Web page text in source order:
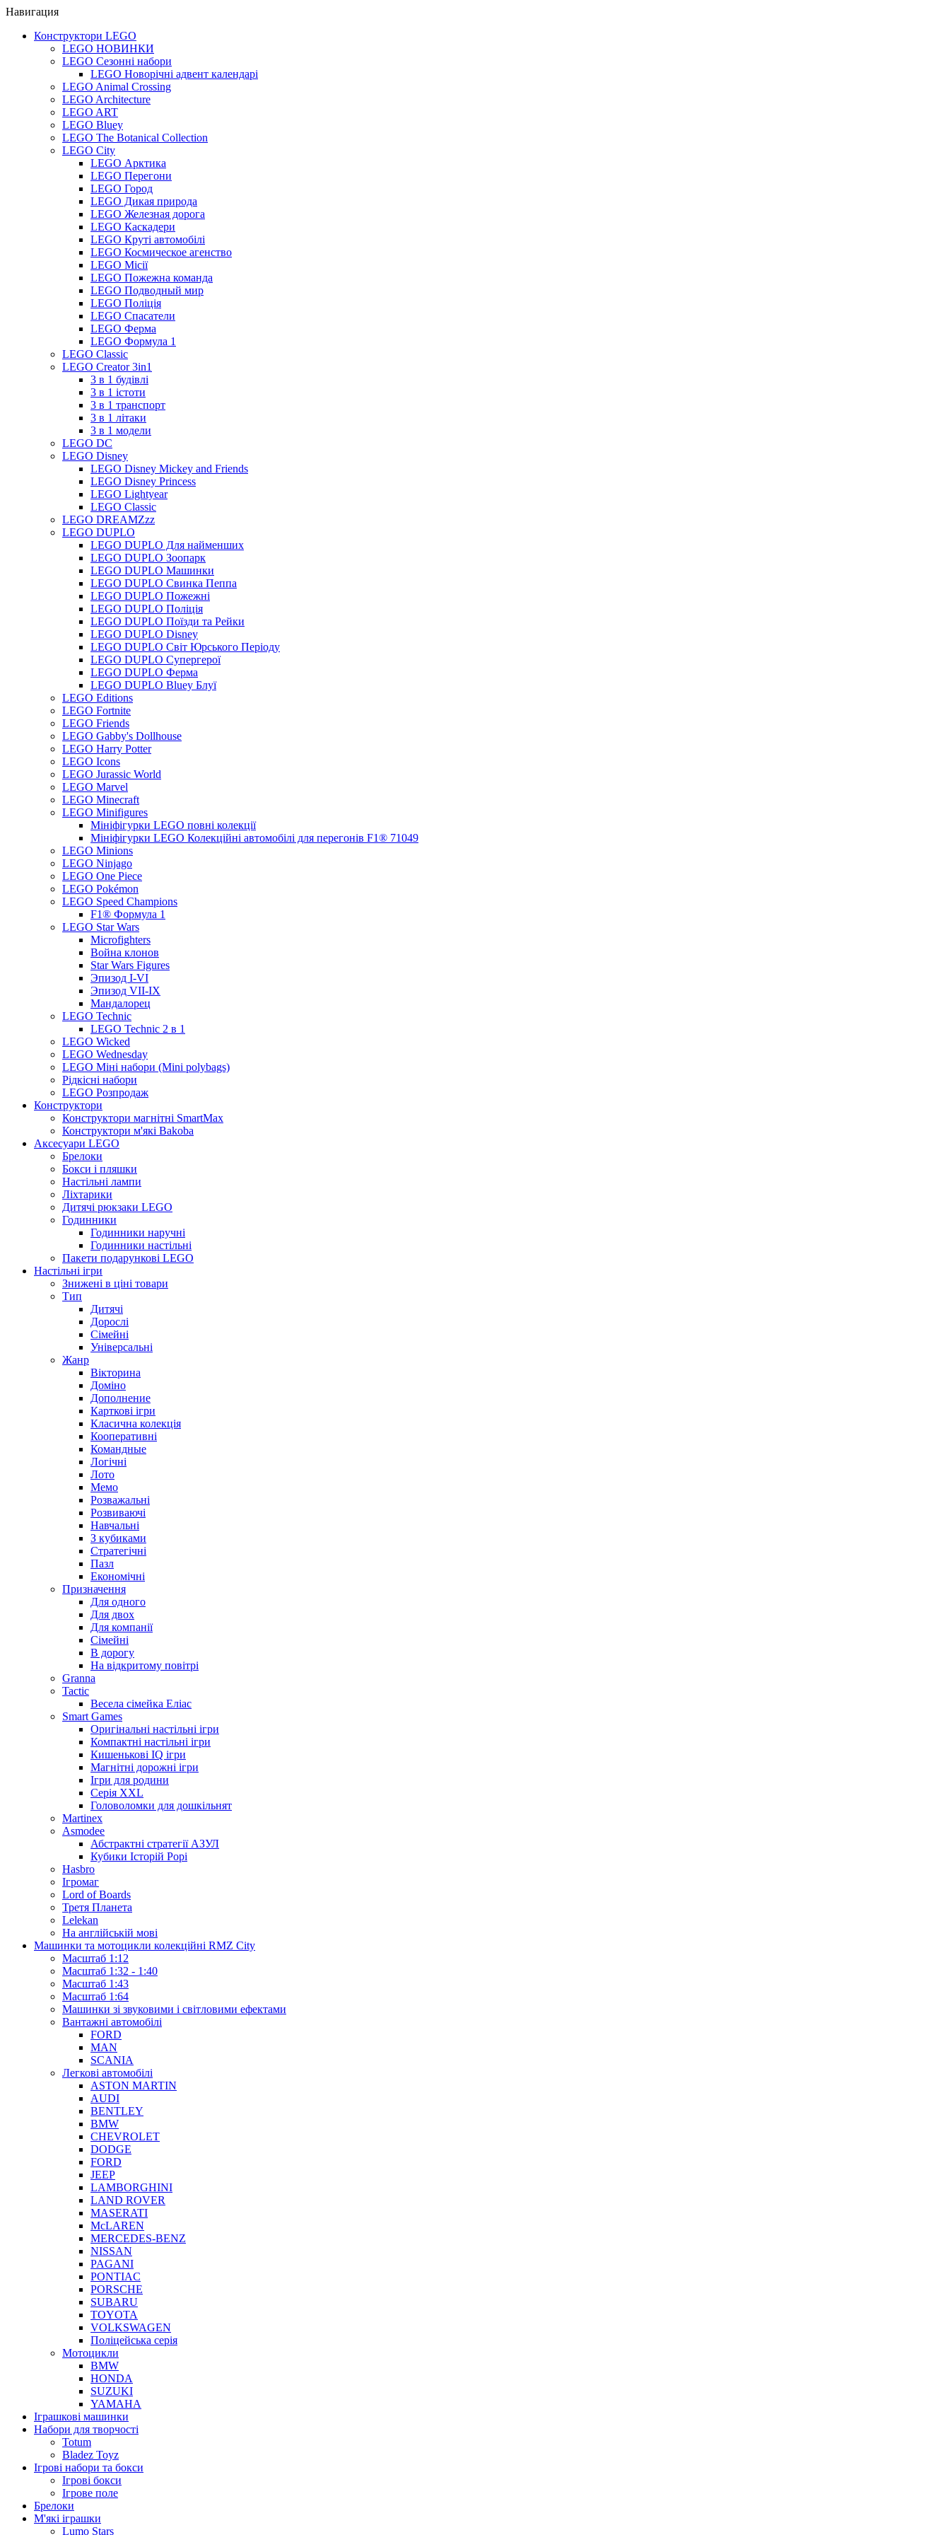
Навигация
Конструктори LEGO
LEGO НОВИНКИ
LEGO Сезонні набори
LEGO Новорічні адвент календарі
LEGO Animal Crossing
LEGO Architecture
LEGO ART
LEGO Bluey
LEGO The Botanical Collection
LEGO City
LEGO Арктика
LEGO Перегони
LEGO Город
LEGO Дикая природа
LEGO Железная дорога
LEGO Каскадери
LEGO Круті автомобілі
LEGO Космическое агенство
LEGO Місії
LEGO Пожежна команда
LEGO Подводный мир
LEGO Поліція
LEGO Спасатели
LEGO Ферма
LEGO Формула 1
LEGO Classic
LEGO Creator 3in1
3 в 1 будівлі
3 в 1 істоти
3 в 1 транспорт
3 в 1 літаки
3 в 1 модели
LEGO DC
LEGO Disney
LEGO Disney Mickey and Friends
LEGO Disney Princess
LEGO Lightyear
LEGO Classic
LEGO DREAMZzz
LEGO DUPLO
LEGO DUPLO Для найменших
LEGO DUPLO Зоопарк
LEGO DUPLO Машинки
LEGO DUPLO Свинка Пеппа
LEGO DUPLO Пожежні
LEGO DUPLO Поліція
LEGO DUPLO Поїзди та Рейки
LEGO DUPLO Disney
LEGO DUPLO Світ Юрського Періоду
LEGO DUPLO Супергерої
LEGO DUPLO Ферма
LEGO DUPLO Bluey Блуї
LEGO Editions
LEGO Fortnite
LEGO Friends
LEGO Gabby's Dollhouse
LEGO Harry Potter
LEGO Icons
LEGO Jurassic World
LEGO Marvel
LEGO Minecraft
LEGO Minifigures
Мініфігурки LEGO повні колекції
Мініфігурки LEGO Колекційні автомобілі для перегонів F1® 71049
LEGO Minions
LEGO Ninjago
LEGO One Piece
LEGO Pokémon
LEGO Speed Champions
F1® Формула 1
LEGO Star Wars
Microfighters
Война клонов
Star Wars Figures
Эпизод I-VI
Эпизод VII-IX
Мандалорец
LEGO Technic
LEGO Technic 2 в 1
LEGO Wicked
LEGO Wednesday
LEGO Міні набори (Mini polybags)
Рідкісні набори
LEGO Розпродаж
Конструктори
Конструктори магнітні SmartMax
Конструктори м'які Bakoba
Аксесуари LEGO
Брелоки
Бокси і пляшки
Настільні лампи
Ліхтарики
Дитячі рюкзаки LEGO
Годинники
Годинники наручні
Годинники настільні
Пакети подарункові LEGO
Настільні ігри
Знижені в ціні товари
Тип
Дитячі
Дорослі
Сімейні
Універсальні
Жанр
Вікторина
Доміно
Дополнение
Карткові ігри
Класична колекція
Кооперативні
Командные
Логічні
Лото
Мемо
Розважальні
Розвиваючі
Навчальні
З кубиками
Стратегічні
Пазл
Економічні
Призначення
Для одного
Для двох
Для компанії
Сімейні
В дорогу
На відкритому повітрі
Granna
Tactic
Весела сімейка Еліас
Smart Games
Оригінальні настільні ігри
Компактні настільні ігри
Кишенькові IQ ігри
Магнітні дорожні ігри
Ігри для родини
Серія XXL
Головоломки для дошкільнят
Martinex
Asmodee
Абстрактні стратегії АЗУЛ
Кубики Історій Рорі
Hasbro
Ігромаг
Lord of Boards
Третя Планета
Lelekan
На англійській мові
Машинки та мотоцикли колекційні RMZ City
Масштаб 1:12
Масштаб 1:32 - 1:40
Масштаб 1:43
Масштаб 1:64
Машинки зі звуковими і світловими ефектами
Вантажні автомобілі
FORD
MAN
SCANIA
Легкові автомобілі
ASTON MARTIN
AUDI
BENTLEY
BMW
CHEVROLET
DODGE
FORD
JEEP
LAMBORGHINI
LAND ROVER
MASERATI
McLAREN
MERCEDES-BENZ
NISSAN
PAGANI
PONTIAC
PORSCHE
SUBARU
TOYOTA
VOLKSWAGEN
Поліцейська серія
Мотоцикли
BMW
HONDA
SUZUKI
YAMAHA
Іграшкові машинки
Набори для творчості
Totum
Bladez Toyz
Ігрові набори та бокси
Ігрові бокси
Ігрове поле
Брелоки
М'які іграшки
Lumo Stars